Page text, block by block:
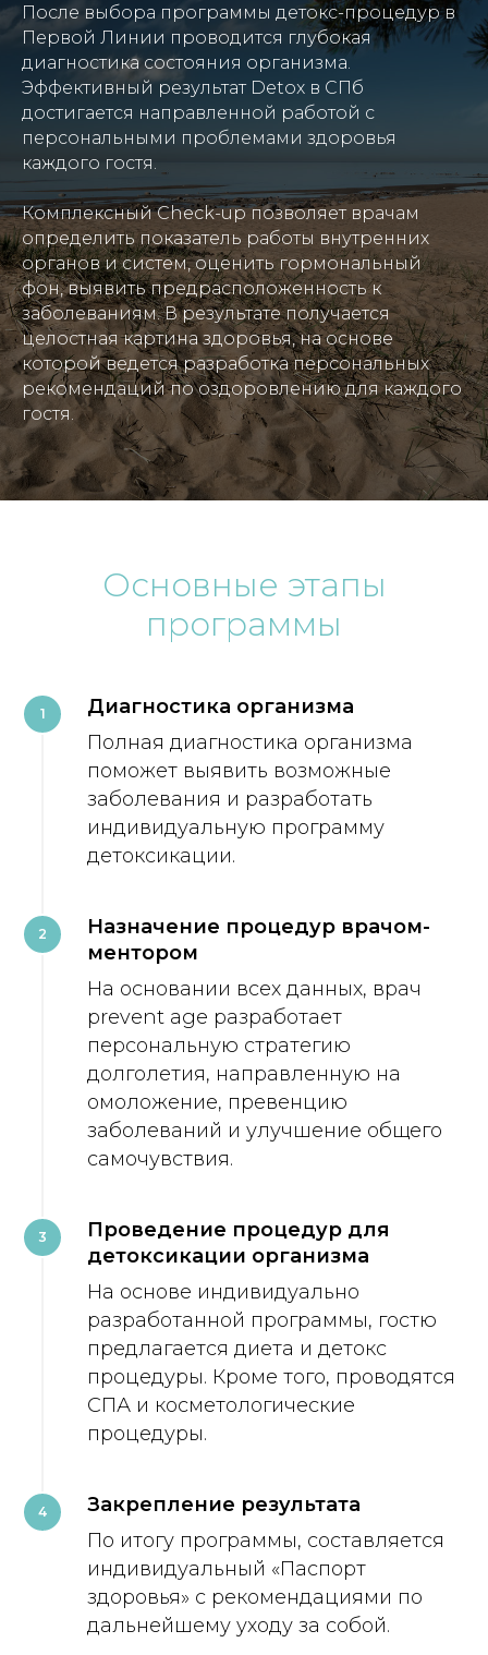
После выбора программы детокс-процедур в
Первой Линии проводится глубокая
диагностика состояния организма.
Эффективный результат Detox в СПб
достигается направленной работой с
персональными проблемами здоровья
каждого гостя.
Комплексный Check-up позволяет врачам
определить показатель работы внутренних
органов и систем, оценить гормональный
фон, выявить предрасположенность к
заболеваниям. В результате получается
целостная картина здоровья, на основе
которой ведется разработка персональных
рекомендаций по оздоровлению для каждого
гостя.
Основные этапы
программы
1
Диагностика организма
Полная диагностика организма
поможет выявить возможные
заболевания и разработать
индивидуальную программу
детоксикации.
2
Назначение процедур врачом-
ментором
На основании всех данных, врач
prevent age разработает
персональную стратегию
долголетия, направленную на
омоложение, превенцию
заболеваний и улучшение общего
самочувствия.
3
Проведение процедур для
детоксикации организма
На основе индивидуально
разработанной программы, гостю
предлагается диета и детокс
процедуры. Кроме того, проводятся
СПА и косметологические
процедуры.
4
Закрепление результата
По итогу программы, составляется
индивидуальный «Паспорт
здоровья» с рекомендациями по
дальнейшему уходу за собой.